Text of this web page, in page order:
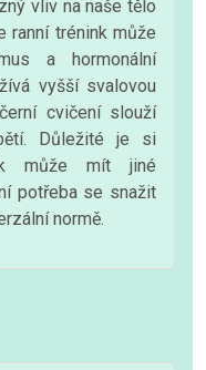
vliv na naše tělo
ranní trénink může
a hormonální
vyšší svalovou
cvičení slouží
Důležité je si
může mít jiné
potřeba se snažit
normě.